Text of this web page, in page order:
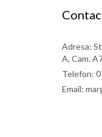
Adresa:
A, Cam.
Telefon:
Email: